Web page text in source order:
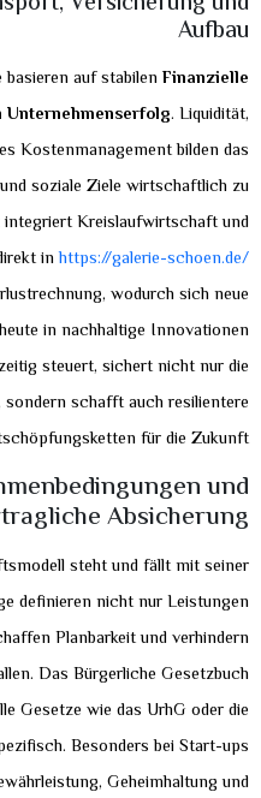
Aufbau
basieren auf stabilenFinanzielle
. Liquidität,
Kostenmanagement bilden das
soziale Ziele wirtschaftlich zu
Kreislaufwirtschaft und
inhttps://galerie-schoen.de/
wodurch sich neue
in nachhaltige Innovationen
steuert, sichert nicht nur die
sondern schafft auch resilientere
für die Zukunft.
und
Absicherung
steht und fällt mit seiner
definieren nicht nur Leistungen
Planbarkeit und verhindern
Das Bürgerliche Gesetzbuch
Gesetze wie das UrhG oder die
Besonders bei Start-ups
Geheimhaltung und